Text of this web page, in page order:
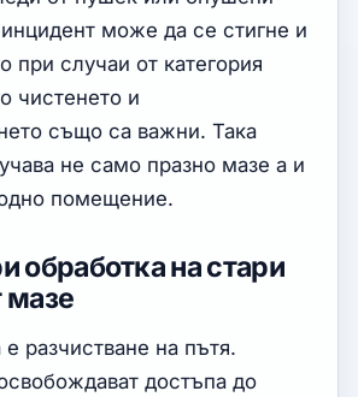
може да се стигне и
при случаи от категория
чистенето и
също са важни. Така
не само празно мазе а и
помещение.
обработка на стари
мазе
разчистване на пътя.
достъпа до